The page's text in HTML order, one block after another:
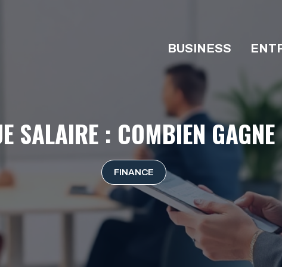
BUSINESS
SALAIRE : COMBIEN
FINANCE